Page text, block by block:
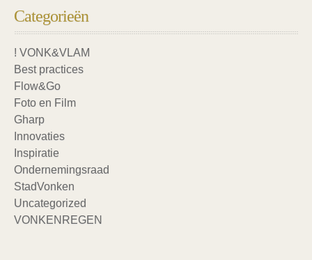
Categorieën
! VONK&VLAM
Best practices
Flow&Go
Foto en Film
Gharp
Innovaties
Inspiratie
Ondernemingsraad
StadVonken
Uncategorized
VONKENREGEN